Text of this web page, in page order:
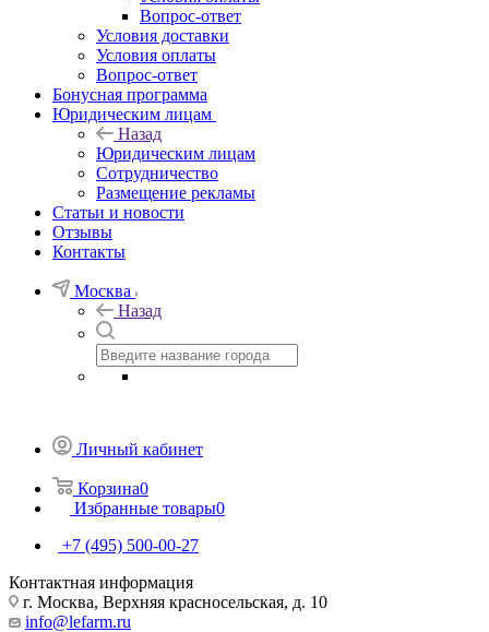
Вопрос-ответ
Условия доставки
Условия оплаты
Вопрос-ответ
Бонусная программа
Юридическим лицам
Назад
Юридическим лицам
Сотрудничество
Размещение рекламы
Статьи и новости
Отзывы
Контакты
Москва
Назад
Личный кабинет
Корзина0
Избранные товары0
+7 (495) 500-00-27
Контактная информация
г. Москва, Верхняя красносельская, д. 10
info@lefarm.ru